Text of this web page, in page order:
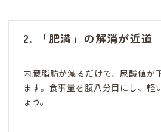
2. 「肥満」の解消が近道
内臓脂肪が減るだけで、尿酸値が
ます。食事量を腹八分目にし、軽
ょう。